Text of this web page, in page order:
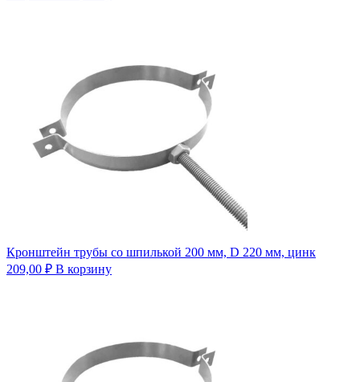
Кронштейн трубы со шпилькой 200 мм, D 220 мм, цинк
209,00 ₽ В корзину